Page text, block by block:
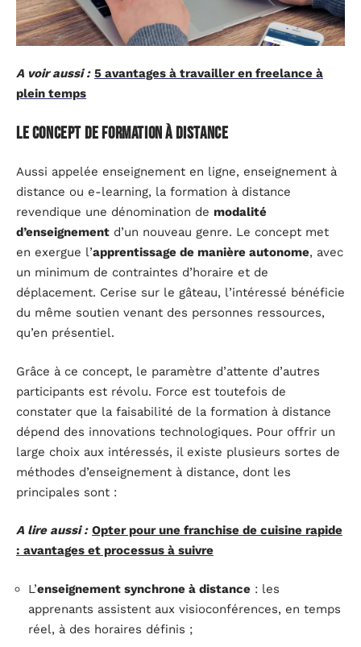
A voir aussi : 5 avantages à travailler en freelance à
plein temps
Le concept de formation à distance
Aussi appelée enseignement en ligne, enseignement à
distance ou e-learning, la formation à distance
revendique une dénomination de modalité
d’enseignement d’un nouveau genre. Le concept met
en exergue l’apprentissage de manière autonome, avec
un minimum de contraintes d’horaire et de
déplacement. Cerise sur le gâteau, l’intéressé bénéficie
du même soutien venant des personnes ressources,
qu’en présentiel.
Grâce à ce concept, le paramètre d’attente d’autres
participants est révolu. Force est toutefois de
constater que la faisabilité de la formation à distance
dépend des innovations technologiques. Pour offrir un
large choix aux intéressés, il existe plusieurs sortes de
méthodes d’enseignement à distance, dont les
principales sont :
A lire aussi : Opter pour une franchise de cuisine rapide
: avantages et processus à suivre
L’enseignement synchrone à distance : les
apprenants assistent aux visioconférences, en temps
réel, à des horaires définis ;